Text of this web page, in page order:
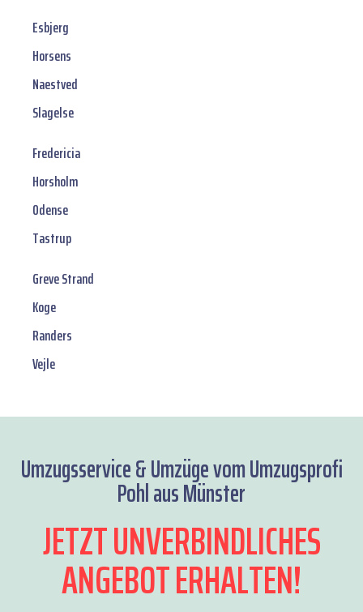
Esbjerg
Horsens
Naestved
Slagelse
Fredericia
Horsholm
Odense
Tastrup
Greve Strand
Koge
Randers
Vejle
Umzugsservice & Umzüge vom Umzugsprofi
Pohl aus Münster
JETZT UNVERBINDLICHES
ANGEBOT ERHALTEN!